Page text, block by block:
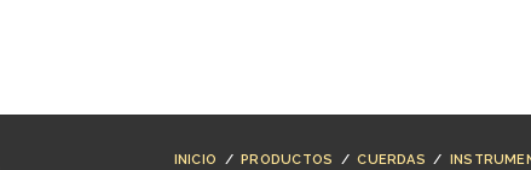
INICIO / PRODUCTOS /CUERDAS /